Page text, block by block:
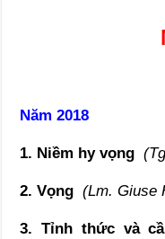
Năm 2018
1. Niềm hy vọng
2. Vọng(Lm. Giuse
3. Tỉnh thức và